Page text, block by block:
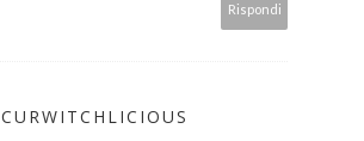
Rispondi
CURWITCHLICIOUS